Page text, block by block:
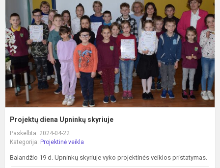
Projektų diena Upninkų skyriuje
Paskelbta: 2024-04-22
Kategorija: Projektinė veikla
Balandžio 19 d. Upninkų skyriuje vyko projektinės veiklos pristatymas.